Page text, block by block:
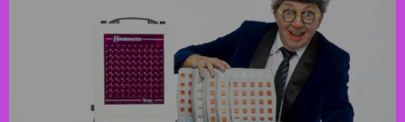
BINGOSHOW
Wilt u zelf genieten van een fantastische bingo, boek dan